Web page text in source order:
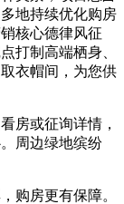
地持续优化购房
核心德律风征
打制高端栖身、
衣帽间，为您供
房或征询详情，
周边绿地缤纷
房更有保障。